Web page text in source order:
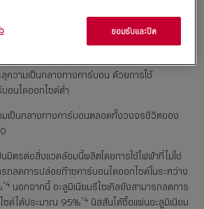
ต้นไป และมีเป้าหมายให้การเปลี่ยนผ่านนี้สมบูรณ์
ความเป็นกลางทางคาร์บอน ด้วยการใช้
อนไดออกไซด์ต่ำ
มเป็นกลางทางคาร์บอนตลอดทั้งวงจรชีวิตของ
มิตรต่อสิ่งแวดล้อมนี้ผลิตโดยการใช้ไฟฟ้าที่ไม่ใช่
ถลดการปล่อยก๊าซคาร์บอนไดออกไซด์ในระหว่าง
*4 นอกจากนี้ อะลูมิเนียมรีไซเคิลยังสามารถลดการ
ซด์ได้ประมาณ 95%*4 นิสสันได้ซื้อแผ่นอะลูมิเนียม
ยอมรับและปิด